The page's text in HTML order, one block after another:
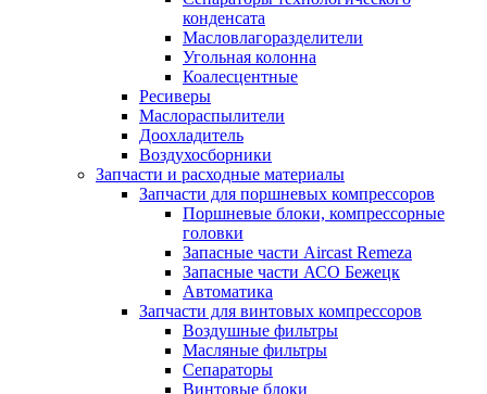
конденсата
Масловлагоразделители
Угольная колонна
Коалесцентные
Ресиверы
Маслораспылители
Доохладитель
Воздухосборники
Запчасти и расходные материалы
Запчасти для поршневых компрессоров
Поршневые блоки, компрессорные
головки
Запасные части Aircast Remeza
Запасные части АСО Бежецк
Автоматика
Запчасти для винтовых компрессоров
Воздушные фильтры
Масляные фильтры
Сепараторы
Винтовые блоки